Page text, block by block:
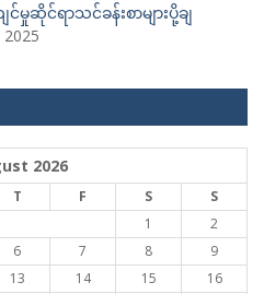
မှုဆိုင်ရာသင်ခန်းစာများပို့ချ
2026
T F S
S
1
2
6 7 8
9
13 14 15
16